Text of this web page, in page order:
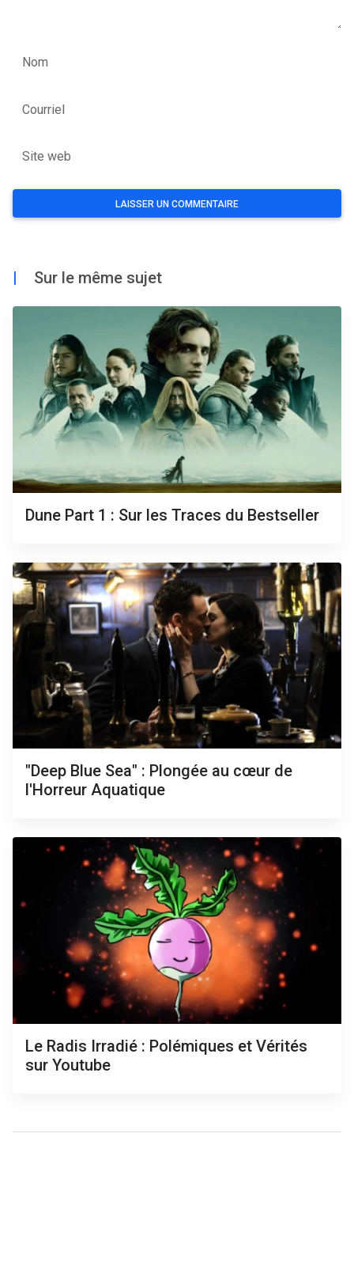
Nom
Courriel
Site web
| Sur le même sujet
Dune Part 1 : Sur les Traces du Bestseller
"Deep Blue Sea" : Plongée au cœur de
l'Horreur Aquatique
Le Radis Irradié : Polémiques et Vérités
sur Youtube